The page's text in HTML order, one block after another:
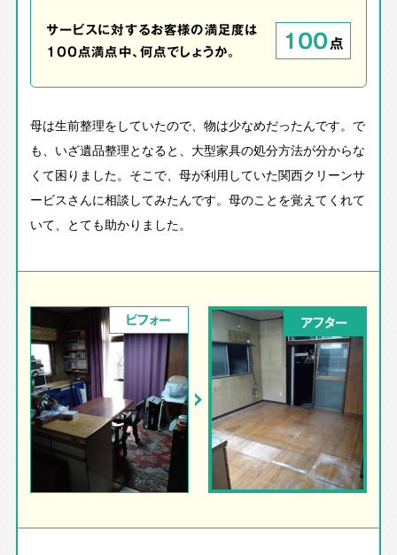
サービスに対するお客様の満足度は
100点満点中、何点でしょうか。
100点
母は生前整理をしていたので、物は少なめだったんです。で
も、いざ遺品整理となると、大型家具の処分方法が分からな
くて困りました。そこで、母が利用していた関西クリーンサ
ービスさんに相談してみたんです。母のことを覚えてくれて
いて、とても助かりました。
ビフォー アフター